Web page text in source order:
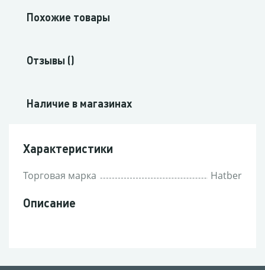
Похожие товары
Отзывы ()
Наличие в магазинах
Характеристики
Торговая марка Hatber
Описание